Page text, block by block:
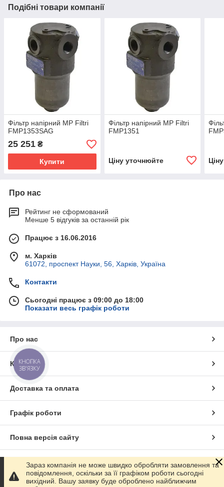
Подібні товари компанії
Фільтр напірний MP Filtri
FMP1353SAG
25 251 ₴
Купити
Фільтр напірний MP Filtri
FMP1351
Ціну уточнюйте
Про нас
Рейтинг не сформований
Менше 5 відгуків за останній рік
Працює з 16.06.2016
м. Харків
61072, проспект Науки, 56, Харків, Україна
Контакти
Сьогодні працює з 09:00 до 18:00
Показати весь графік роботи
Про нас
Контакти
Доставка та оплата
Графік роботи
Повна версія сайту
Сайт створено на маркетплейсіProm.ua
Зараз компанія не може швидко обробляти замовлення та
повідомлення, оскільки за її графіком роботи сьогодні
вихідний. Вашу заявку буде оброблено найближчим
КНОПКА
ЗВ'ЯЗКУ